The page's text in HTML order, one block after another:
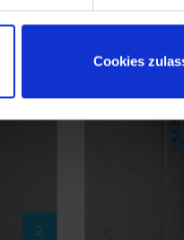
Cookies
2